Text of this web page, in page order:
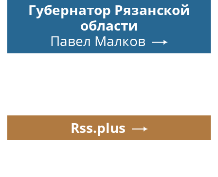
Губернатор Рязанской
области
Павел Малков
Rss.plus